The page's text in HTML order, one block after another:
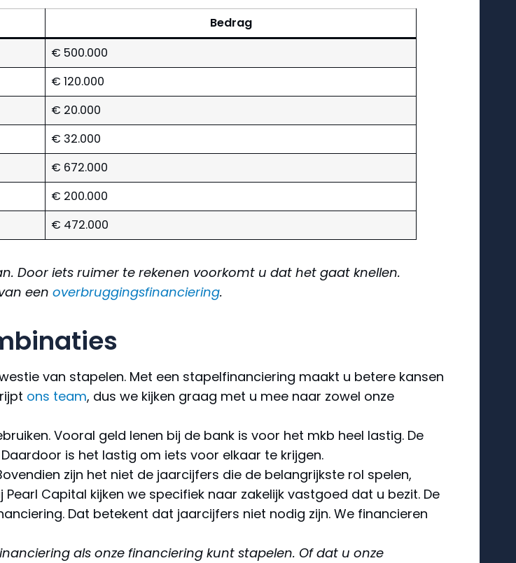
Bedrag
€ 500.000
€ 120.000
€ 20.000
€ 32.000
€ 672.000
€ 200.000
€ 472.000
Door iets ruimer te rekenen voorkomt u dat het gaat knellen.
een overbruggingsfinanciering.
van stapelen. Met een stapelfinanciering maakt u betere kansen
ons team, dus we kijken graag met u mee naar zowel onze
Vooral geld lenen bij de bank is voor het mkb heel lastig. De
is het lastig om iets voor elkaar te krijgen.
zijn het niet de jaarcijfers die de belangrijkste rol spelen,
Capital kijken we specifiek naar zakelijk vastgoed dat u bezit. De
Dat betekent dat jaarcijfers niet nodig zijn. We financieren
als onze financiering kunt stapelen. Of dat u onze